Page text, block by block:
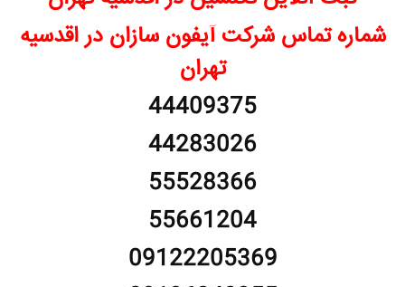
شماره تماس شرکت آیفون سازان در اقدسیه
تهران
44409375
44283026
55528366
55661204
09122205369